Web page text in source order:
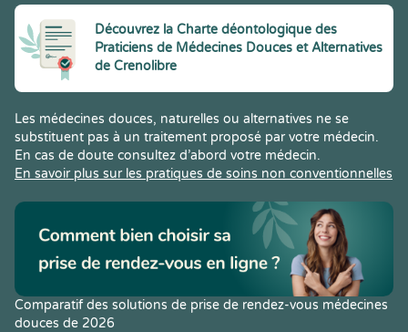
Découvrez la Charte déontologique des
Praticiens de Médecines Douces et Alternatives
de Crenolibre
Les médecines douces, naturelles ou alternatives ne se
substituent pas à un traitement proposé par votre médecin.
En cas de doute consultez d’abord votre médecin.
En savoir plus sur les pratiques de soins non conventionnelles
Comparatif des solutions de prise de rendez-vous médecines
douces de 2026